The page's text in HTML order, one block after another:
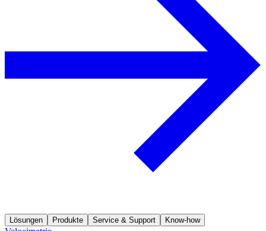
Lösungen Produkte Service & Support Know-how